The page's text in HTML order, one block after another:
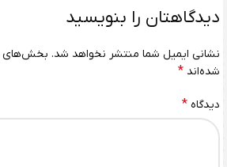
دیدگاهتان را بنویسید
نشانی ایمیل شما منتشر نخواهد شد. بخش‌های
شده‌اند *
دیدگاه *